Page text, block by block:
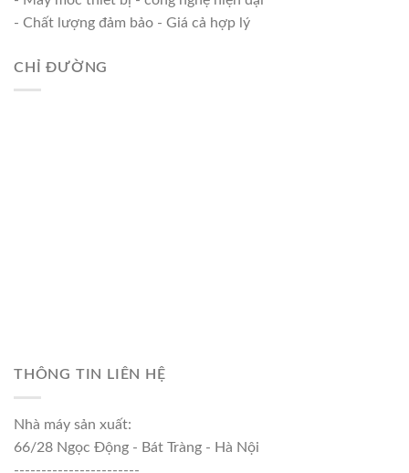
- Chất lượng đảm bảo - Giá cả hợp lý
CHỈ ĐƯỜNG
THÔNG TIN LIÊN HỆ
Nhà máy sản xuất:
66/28 Ngọc Động - Bát Tràng - Hà Nội
-----------------------